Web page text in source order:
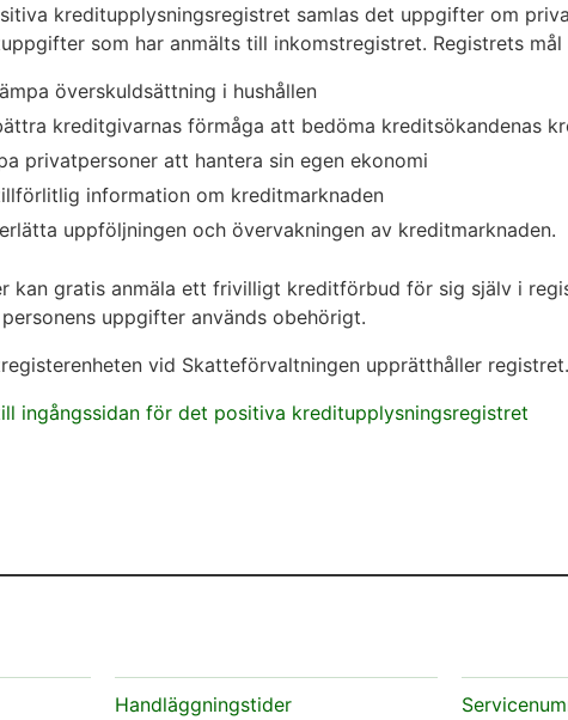
kreditupplysningsregistret samlas det uppgifter om
som har anmälts till inkomstregistret. Registrets mål
överskuldsättning i hushållen
kreditgivarnas förmåga att bedöma kreditsökandenas
privatpersoner att hantera sin egen ekonomi
information om kreditmarknaden
uppföljningen och övervakningen av kreditmarknaden.
kan gratis anmäla ett frivilligt kreditförbud för sig själv i
uppgifter används obehörigt.
vid Skatteförvaltningen upprätthåller registret.
ingångssidan för det positiva kreditupplysningsregistret
Handläggningstider